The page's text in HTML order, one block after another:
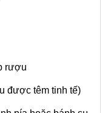
rượu
được têm tinh tế)